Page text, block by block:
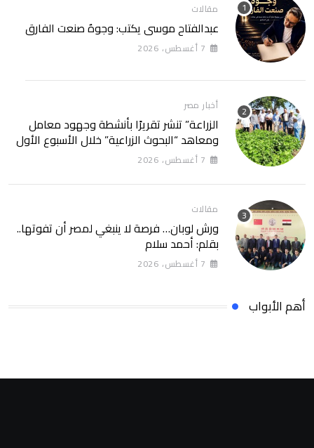
مقالات
عبدالفتاح موسى يكتب: وجوهٌ صنعت الفارق
7 أغسطس، 2026
أخبار مصر
الزراعة” تنشر تقريرًا بأنشطة وجهود معامل
ومعاهد “البحوث الزراعية” خلال الأسبوع الأول
من أغسطس 2026
7 أغسطس، 2026
مقالات
ورش لوبان… فرصة لا ينبغي لمصر أن تفوتها..
بقلم: أحمد سلام
7 أغسطس، 2026
أهم الأبواب